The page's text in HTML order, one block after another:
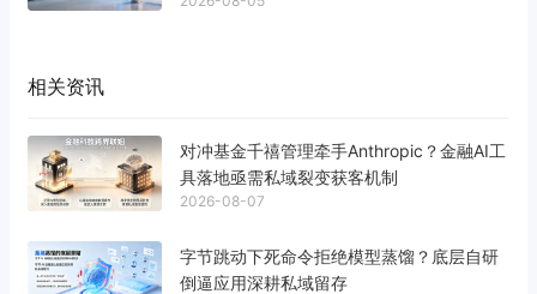
相关资讯
对冲基金千禧管理牵手Anthropic？金融AI工
具落地亟需私域裂变获客机制
2026-08-07
字节跳动下死命令拒绝模型蒸馏？底层自研
倒逼应用深耕私域留存